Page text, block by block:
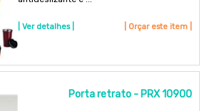
| Ver detalhes | | Orçar este item |
Porta retrato - PRX 10900